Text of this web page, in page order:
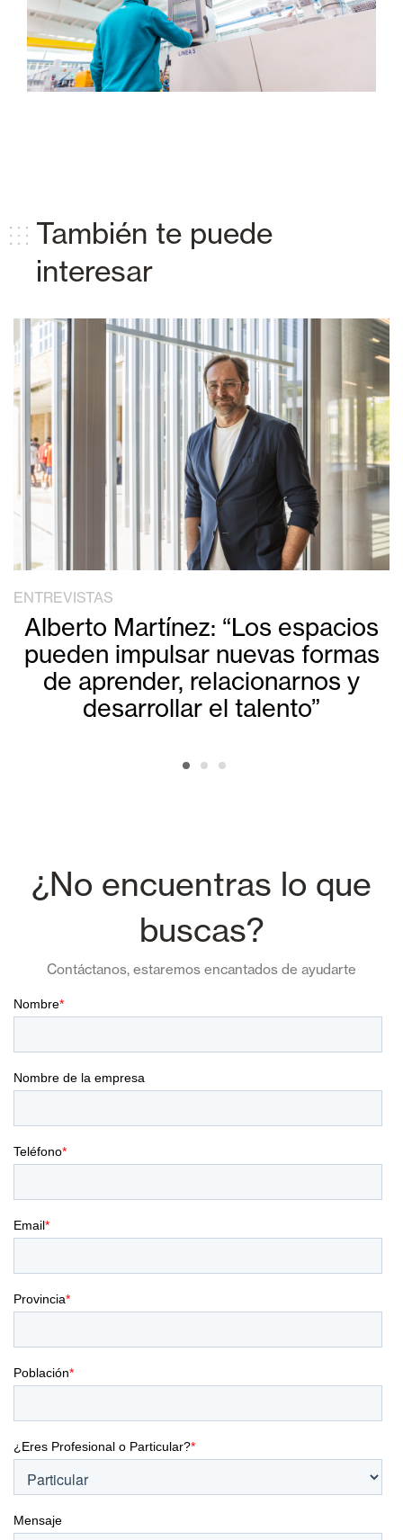
También te puede
interesar
ENTREVISTAS
Alberto Martínez: “Los espacios
pueden impulsar nuevas formas
de aprender, relacionarnos y
desarrollar el talento”
¿No encuentras lo que
buscas?
Contáctanos, estaremos encantados de ayudarte